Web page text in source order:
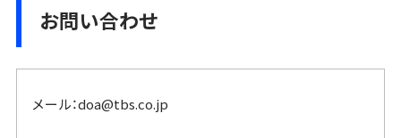
お問い合わせ
メール：doa@tbs.co.jp